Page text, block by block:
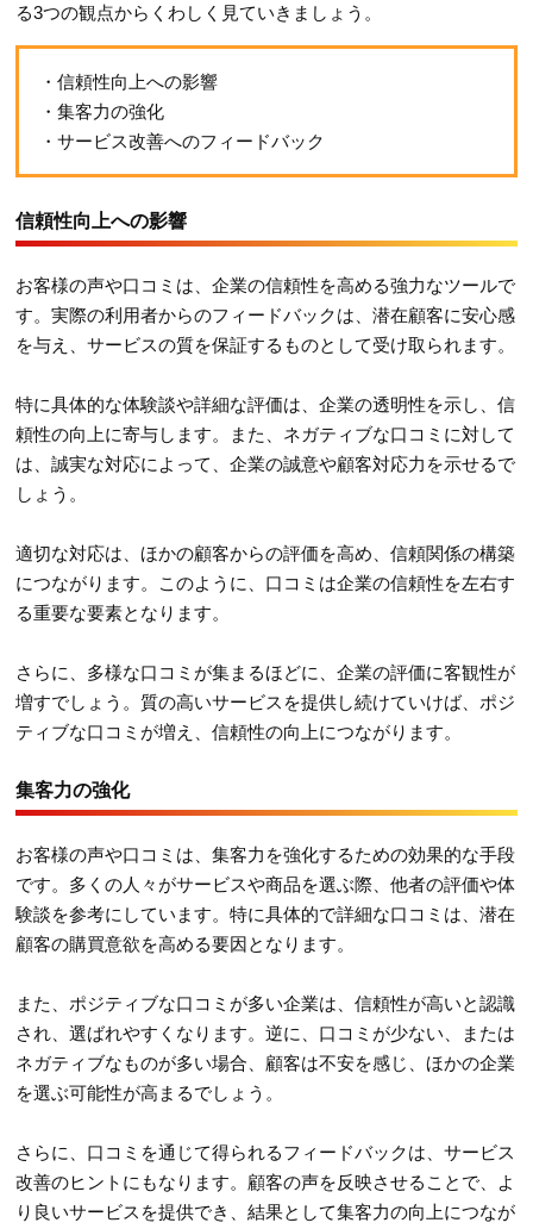
る3つの観点からくわしく見ていきましょう。
・信頼性向上への影響
・集客力の強化
・サービス改善へのフィードバック
信頼性向上への影響
お客様の声や口コミは、企業の信頼性を高める強力なツールで
す。実際の利用者からのフィードバックは、潜在顧客に安心感
を与え、サービスの質を保証するものとして受け取られます。
特に具体的な体験談や詳細な評価は、企業の透明性を示し、信
頼性の向上に寄与します。また、ネガティブな口コミに対して
は、誠実な対応によって、企業の誠意や顧客対応力を示せるで
しょう。
適切な対応は、ほかの顧客からの評価を高め、信頼関係の構築
につながります。このように、口コミは企業の信頼性を左右す
る重要な要素となります。
さらに、多様な口コミが集まるほどに、企業の評価に客観性が
増すでしょう。質の高いサービスを提供し続けていけば、ポジ
ティブな口コミが増え、信頼性の向上につながります。
集客力の強化
お客様の声や口コミは、集客力を強化するための効果的な手段
です。多くの人々がサービスや商品を選ぶ際、他者の評価や体
験談を参考にしています。特に具体的で詳細な口コミは、潜在
顧客の購買意欲を高める要因となります。
また、ポジティブな口コミが多い企業は、信頼性が高いと認識
され、選ばれやすくなります。逆に、口コミが少ない、または
ネガティブなものが多い場合、顧客は不安を感じ、ほかの企業
を選ぶ可能性が高まるでしょう。
さらに、口コミを通じて得られるフィードバックは、サービス
改善のヒントにもなります。顧客の声を反映させることで、よ
り良いサービスを提供でき、結果として集客力の向上につなが